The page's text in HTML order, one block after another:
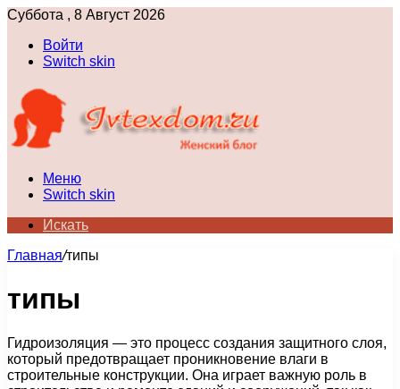
Суббота , 8 Август 2026
Войти
Switch skin
Меню
Switch skin
Искать
Главная/типы
типы
Гидроизоляция — это процесс создания защитного слоя,
который предотвращает проникновение влаги в
строительные конструкции. Она играет важную роль в